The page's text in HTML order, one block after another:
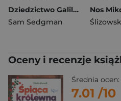
Dziedzictwo Galileusza. Śledztwa Isaaca Turnera, Tom 3
Sam Sedgman
Oceny i recenzje
Średnia ocen:
7.01 /10